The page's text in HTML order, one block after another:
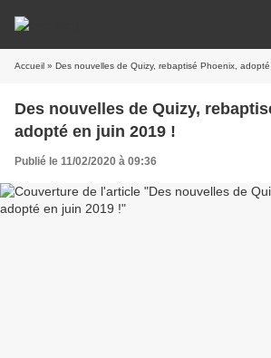
Accueil » Des nouvelles de Quizy, rebaptisé Phoenix,
Des nouvelles de Quizy,
adopté en juin 2019 !
Publié le 11/02/2020 à 09:36